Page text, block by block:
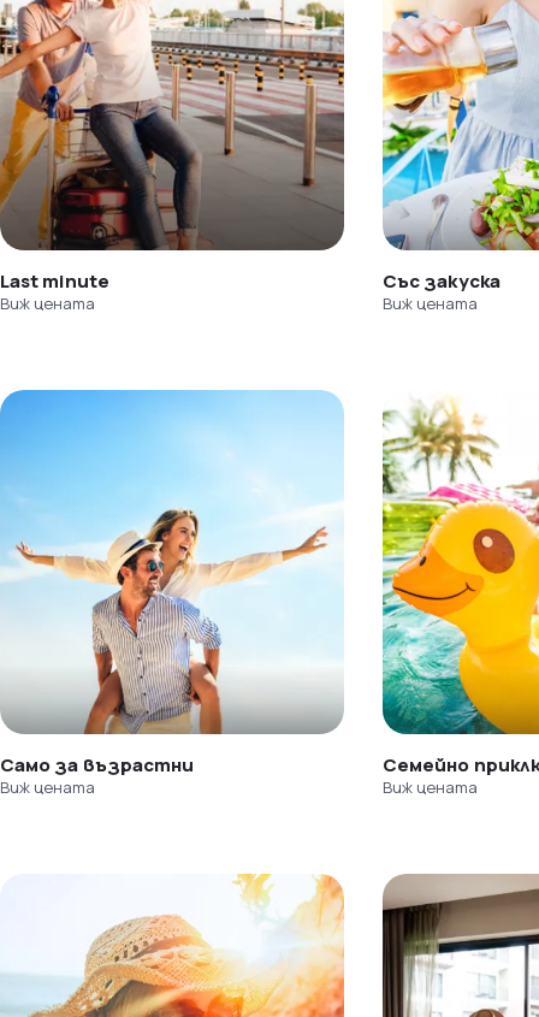
Last minute
Виж цената
Със закуска
Виж цената
Само за възрастни
Виж цената
Семейно
Виж цената